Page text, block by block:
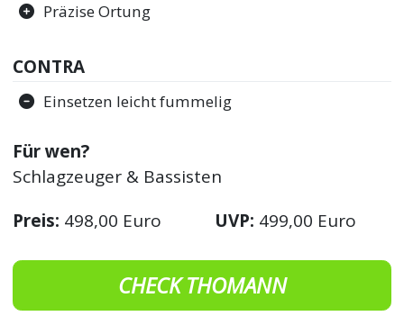
Präzise Ortung
CONTRA
Einsetzen leicht fummelig
Für wen?
Schlagzeuger & Bassisten
Preis: 498,00 Euro UVP: 499,00 Euro
CHECK THOMANN